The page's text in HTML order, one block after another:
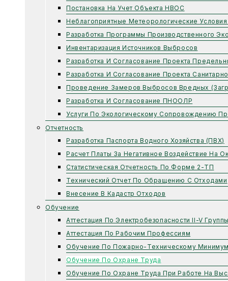
Постановка На Учет Объекта НВОС
Неблагоприятные Метеорологические
Разработка Программы Производственного
Инвентаризация Источников Выбросов
Разработка И Согласование Проекта
Разработка И Согласование Проекта
Проведение Замеров Выбросов Вредных
Разработка И Согласование ПНООЛР
Услуги По Экологическому Сопровождению
Отчетность
Разработка Паспорта Водного Хозяйства (ПВХ)
Расчет Платы За Негативное Воздействие
Статистическая Отчетность По Форме 2-ТП
Технический Отчет По Обращению С Отходами
Внесение В Кадастр Отходов
Обучение
Аттестация По Электробезопасности II-V
Аттестация По Рабочим Профессиям
Обучение По Пожарно-Техническому
Обучение По Охране Труда
Обучение По Охране Труда При Работе На